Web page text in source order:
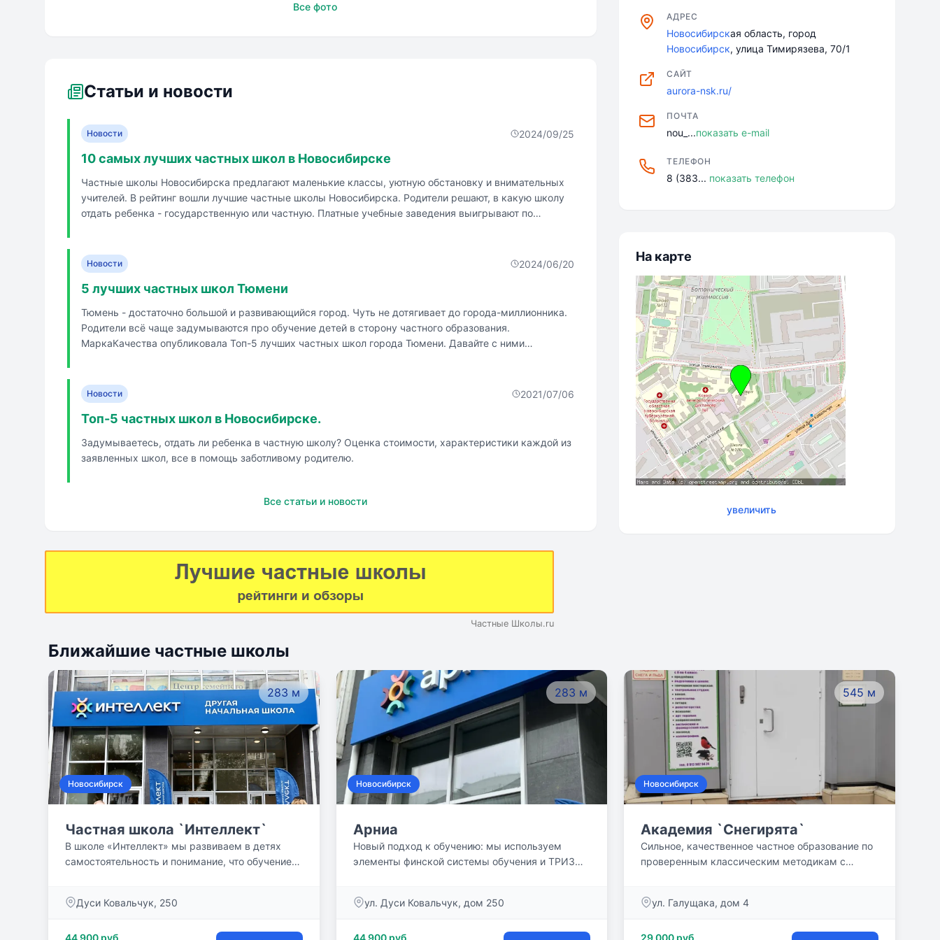
Все фото
Статьи и новости
Новости 2024/09/25
10 самых лучших частных школ в Новосибирске
Частные школы Новосибирска предлагают маленькие классы, уютную обстановку и внимательных
учителей. В рейтинг вошли лучшие частные школы Новосибирска. Родители решают, в какую школу
отдать ребенка - государственную или частную. Платные учебные заведения выигрывают по
Новости 2024/06/20
5 лучших частных школ Тюмени
Тюмень - достаточно большой и развивающийся город. Чуть не дотягивает до города-миллионника.
Родители всё чаще задумываются про обучение детей в сторону частного образования.
МаркаКачества опубликовала Топ-5 лучших частных школ города Тюмени. Давайте с ними
Новости 2021/07/06
Топ-5 частных школ в Новосибирске.
Задумываетесь, отдать ли ребенка в частную школу? Оценка стоимости, характеристики каждой из
заявленных школ, все в помощь заботливому родителю.
Все статьи и новости
АДРЕС
Новосибирская область, город
Новосибирск, улица Тимирязева, 70/1
САЙТ
aurora-nsk.ru/
ПОЧТА
nou_...показать e-mail
ТЕЛЕФОН
8 (383... показать телефон
На карте
увеличить
Частные Школы.ru
Ближайшие частные школы
283 м
Новосибирск
Частная школа `Интеллект`
В школе «Интеллект» мы развиваем в детях
самостоятельность и понимание, что обучение
гибкого мышления и фантазии, способности
Дуси Ковальчук, 250
44 900 руб
283 м
Новосибирск
Арниа
Новый подход к обучению: мы используем
элементы финской системы обучения и ТРИЗ
сохраняем радость от обучения и развиваем
ул. Дуси Ковальчук, дом 250
44 900 руб
545 м
Новосибирск
Академия `Снегирята`
Сильное, качественное частное образование по
проверенным классическим методикам с
ул. Галущака, дом 4
29 000 руб